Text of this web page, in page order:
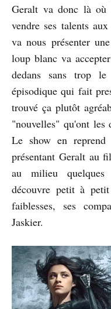
Geralt va donc là où
vendre ses talents
va nous présenter
loup blanc va
dedans sans trop
épisodique qui fait
trouvé ça plutôt
"nouvelles" qu'ont les
Le show en
présentant Geralt au
au milieu
découvre petit à
faiblesses, ses
Jaskier.